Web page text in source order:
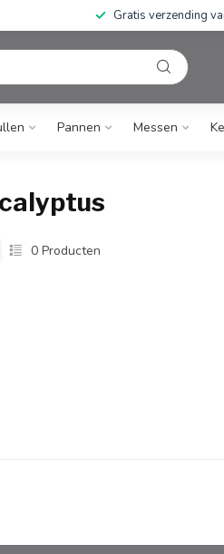
Gratis verzending
Pannen Messen
0 Producten